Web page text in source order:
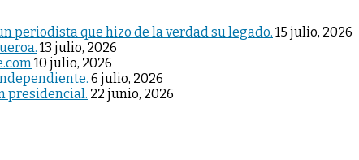
periodista que hizo de la verdad su legado. 15 julio, 2026
13 julio, 2026
10 julio, 2026
6 julio, 2026
presidencial. 22 junio, 2026